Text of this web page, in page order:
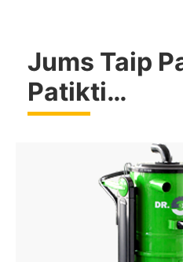
Jums Taip
Patikti…